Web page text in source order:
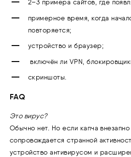
2–3 примера сайтов, где
примерное время, когда
повторяется;
устройство и браузер;
включён ли VPN,
скриншоты.
FAQ
Это вирус?
Обычно нет. Но если капча
сопровождается странной
устройство антивирусом и